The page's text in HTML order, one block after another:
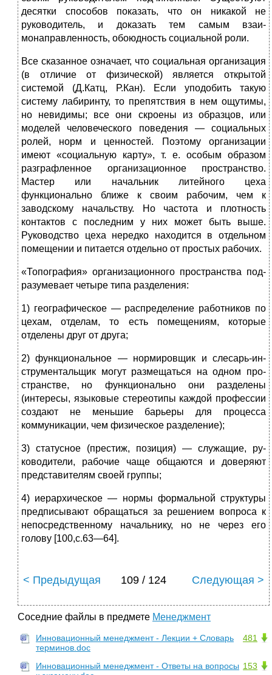
десятки способов показать, что он никакой не
руководитель, и доказать тем самым взаи­
монаправленность, обоюдность социальной роли.
Все сказанное означает, что социальная организация
(в отличие от физической) является открытой
системой (Д.Катц, Р.Кан). Если уподобить такую
систему лабирин­ту, то препятствия в нем ощутимы,
но невидимы; все они скроены из образцов, или
моделей человеческого пове­дения — социальных
ролей, норм и ценностей. Поэтому организации
имеют «социальную карту», т. е. особым образом
разграфленное организационное пространство.
Мастер или начальник литейного цеха
функционально ближе к своим рабочим, чем к
заводскому начальству. Но частота и плотность
контактов с последним у них может быть выше.
Руководство цеха нередко находится в отдель­ном
помещении и питается отдельно от простых рабочих.
«Топография» организационного пространства под­
разумевает четыре типа разделения:
1) географическое — распределение работников по
цехам, отделам, то есть помещениям, которые
отделены друг от друга;
2) функциональное — нормировщик и слесарь-ин­
струментальщик могут размещаться на одном про­
странстве, но функционально они разделены
(интере­сы, языковые стереотипы каждой профессии
создают не меньшие барьеры для процесса
коммуникации, чем физическое разделение);
3) статусное (престиж, позиция) — служащие, ру­
ководители, рабочие чаще общаются и доверяют
пред­ставителям своей группы;
4) иерархическое — нормы формальной структуры
предписывают обращаться за решением вопроса к
не­посредственному начальнику, но не через его
голову [100,с.63—64].
< Предыдущая 109 / 124 Следующая >
Соседние файлы в предмете Менеджмент
481
Инновационный менеджмент - Лекции + Словарь
терминов.doc
153
Инновационный менеджмент - Ответы на вопросы